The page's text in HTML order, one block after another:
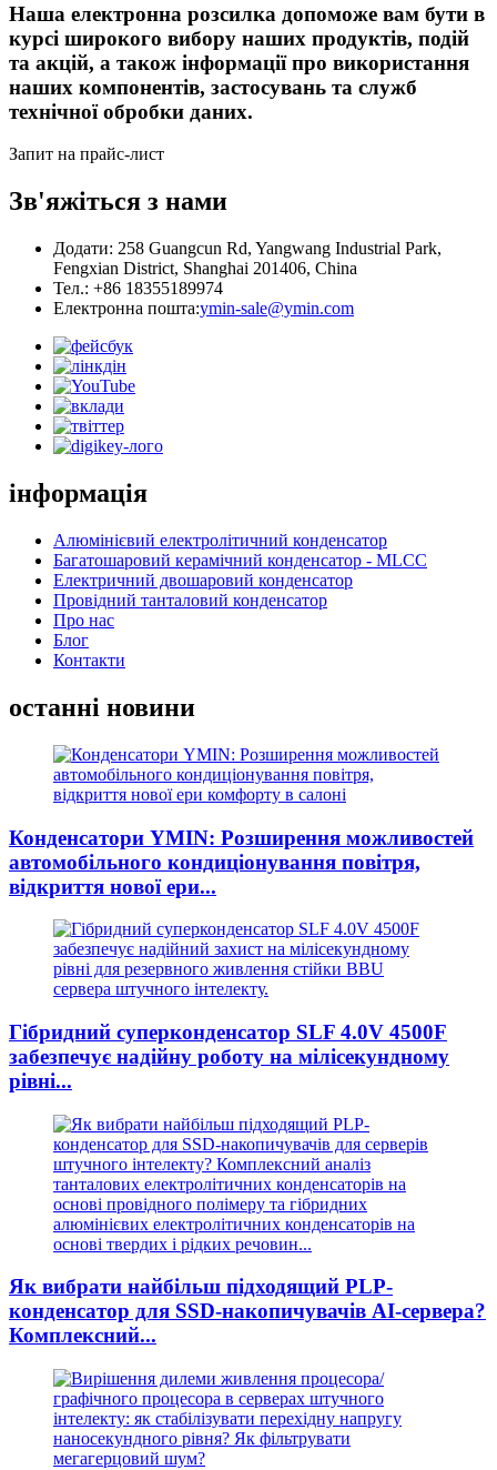
Наша електронна розсилка допоможе вам бути в
курсі широкого вибору наших продуктів, подій
та акцій, а також інформації про використання
наших компонентів, застосувань та служб
технічної обробки даних.
Запит на прайс-лист
Зв'яжіться з нами
Додати: 258 Guangcun Rd, Yangwang Industrial Park,
Fengxian District, Shanghai 201406, China
Тел.: +86 18355189974
Електронна пошта:ymin-sale@ymin.com
інформація
Алюмінієвий електролітичний конденсатор
Багатошаровий керамічний конденсатор - MLCC
Електричний двошаровий конденсатор
Провідний танталовий конденсатор
Про нас
Блог
Контакти
останні новини
Конденсатори YMIN: Розширення можливостей
автомобільного кондиціонування повітря,
відкриття нової ери...
Гібридний суперконденсатор SLF 4.0V 4500F
забезпечує надійну роботу на мілісекундному
рівні...
Як вибрати найбільш підходящий PLP-
конденсатор для SSD-накопичувачів AI-сервера?
Комплексний...